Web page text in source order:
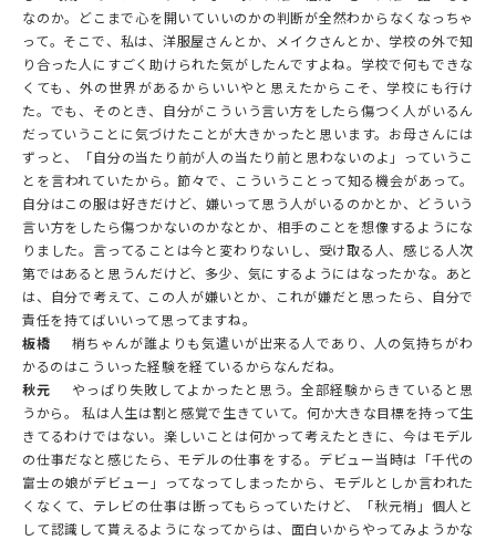
なのか。どこまで心を開いていいのかの判断が全然わからなくなっちゃ
って。そこで、私は、洋服屋さんとか、メイクさんとか、学校の外で知
り合った人にすごく助けられた気がしたんですよね。学校で何もできな
くても、外の世界があるからいいやと思えたからこそ、学校にも行け
た。でも、そのとき、自分がこういう言い方をしたら傷つく人がいるん
だっていうことに気づけたことが大きかったと思います。お母さんには
ずっと、「自分の当たり前が人の当たり前と思わないのよ」っていうこ
とを言われていたから。節々で、こういうことって知る機会があって。
自分はこの服は好きだけど、嫌いって思う人がいるのかとか、どういう
言い方をしたら傷つかないのかなとか、相手のことを想像するようにな
りました。言ってることは今と変わりないし、受け取る人、感じる人次
第ではあると思うんだけど、多少、気にするようにはなったかな。あと
は、自分で考えて、この人が嫌いとか、これが嫌だと思ったら、自分で
責任を持てばいいって思ってますね。
板橋
梢ちゃんが誰よりも気遣いが出来る人であり、人の気持ちがわ
かるのはこういった経験を経ているからなんだね。
秋元
やっぱり失敗してよかったと思う。全部経験からきていると思
うから。 私は人生は割と感覚で生きていて。何か大きな目標を持って生
きてるわけではない。楽しいことは何かって考えたときに、今はモデル
の仕事だなと感じたら、モデルの仕事をする。デビュー当時は「千代の
富士の娘がデビュー」ってなってしまったから、モデルとしか言われた
くなくて、テレビの仕事は断ってもらっていたけど、「秋元梢」個人と
して認識して貰えるようになってからは、面白いからやってみようかな